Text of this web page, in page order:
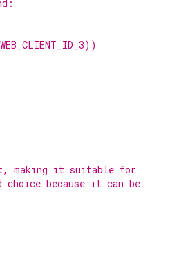
making it suitable for
because it can be